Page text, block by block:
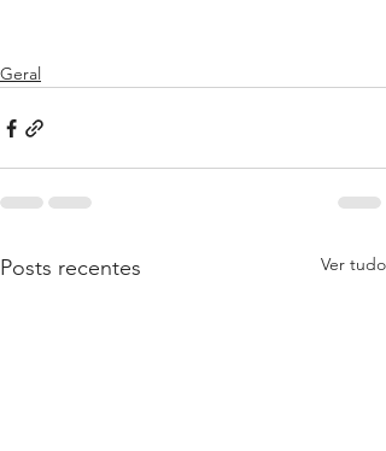
Geral
Posts recentes Ver tudo